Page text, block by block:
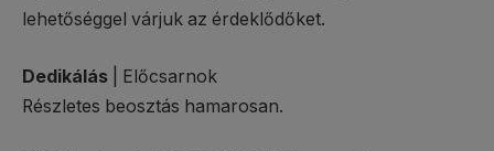
lehetőséggel várjuk az érdeklődőket.
Dedikálás
| Előcsarnok
Részletes beosztás hamarosan.